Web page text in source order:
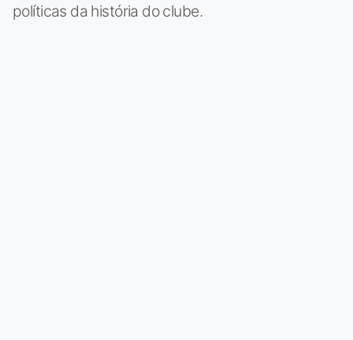
políticas da história do clube.